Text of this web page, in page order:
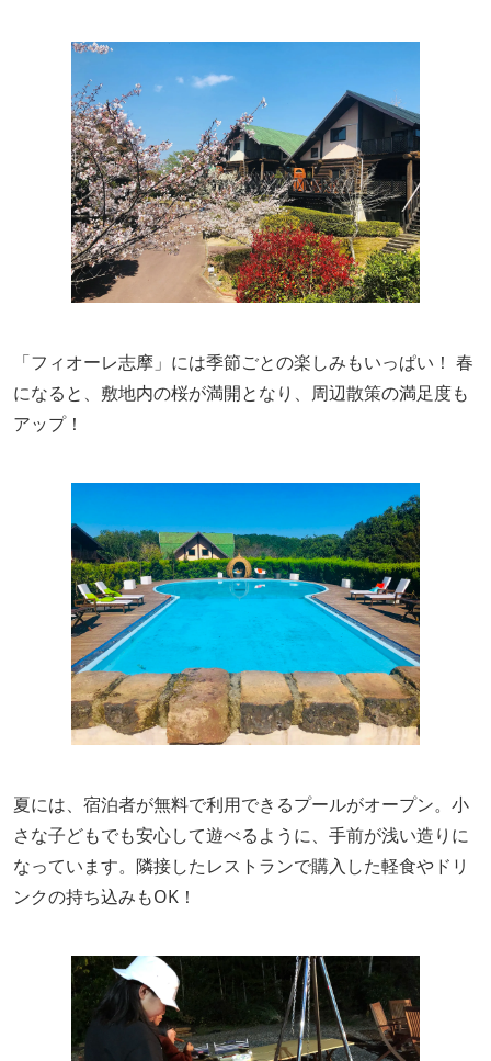
「フィオーレ志摩」には季節ごとの楽しみもいっぱい！ 春
になると、敷地内の桜が満開となり、周辺散策の満足度も
アップ！
夏には、宿泊者が無料で利用できるプールがオープン。小
さな子どもでも安心して遊べるように、手前が浅い造りに
なっています。隣接したレストランで購入した軽食やドリ
ンクの持ち込みもOK！